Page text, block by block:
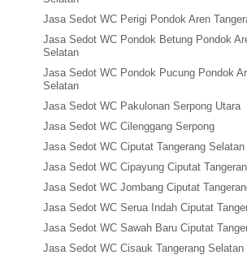
Jasa Sedot WC Perigi Pondok Aren
Jasa Sedot WC Pondok Betung Pondok
Selatan
Jasa Sedot WC Pondok Pucung Pondok
Selatan
Jasa Sedot WC Pakulonan Serpong Utara
Jasa Sedot WC Cilenggang Serpong
Jasa Sedot WC Ciputat Tangerang Selatan
Jasa Sedot WC Cipayung Ciputat
Jasa Sedot WC Jombang Ciputat
Jasa Sedot WC Serua Indah Ciputat
Jasa Sedot WC Sawah Baru Ciputat
Jasa Sedot WC Cisauk Tangerang Selatan